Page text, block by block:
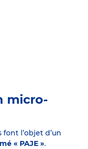
micro-
l’objet d’un
« PAJE ».